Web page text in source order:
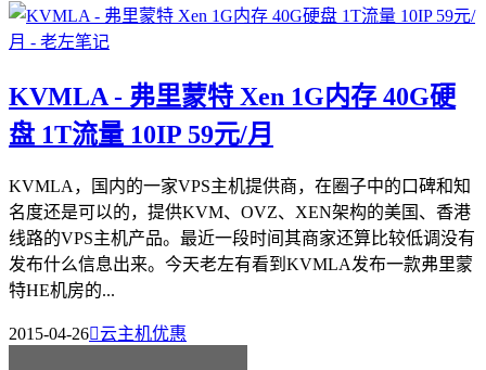
KVMLA - 弗里蒙特 Xen 1G内存 40G硬
盘 1T流量 10IP 59元/月
KVMLA，国内的一家VPS主机提供商，在圈子中的口碑和知
名度还是可以的，提供KVM、OVZ、XEN架构的美国、香港
线路的VPS主机产品。最近一段时间其商家还算比较低调没有
发布什么信息出来。今天老左有看到KVMLA发布一款弗里蒙
特HE机房的...
2015-04-26云主机优惠